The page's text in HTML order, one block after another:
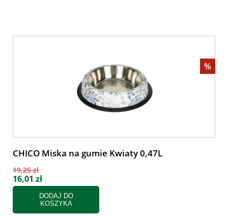
%
CHICO Miska na gumie Kwiaty 0,47L
19,25 zł
16,01 zł
DODAJ DO
KOSZYKA